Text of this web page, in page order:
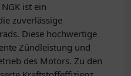
ist ein
zuverlässige
Diese hochwertige
Zündleistung und
des Motors. Zu den